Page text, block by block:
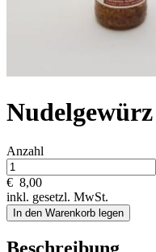
Anzahl
€ 8,00
inkl. gesetzl. MwSt.
In den Warenkorb legen